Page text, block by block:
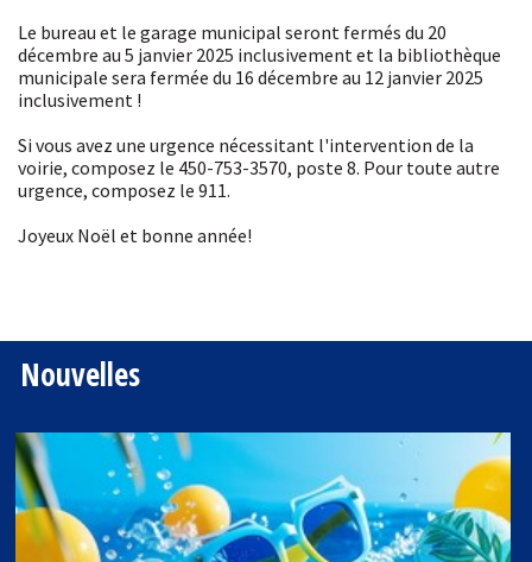
Le bureau et le garage municipal seront fermés du 20
décembre au 5 janvier 2025 inclusivement et la bibliothèque
municipale sera fermée du 16 décembre au 12 janvier 2025
inclusivement !
Si vous avez une urgence nécessitant l'intervention de la
voirie, composez le 450-753-3570, poste 8. Pour toute autre
urgence, composez le 911.
Joyeux Noël et bonne année!
Nouvelles